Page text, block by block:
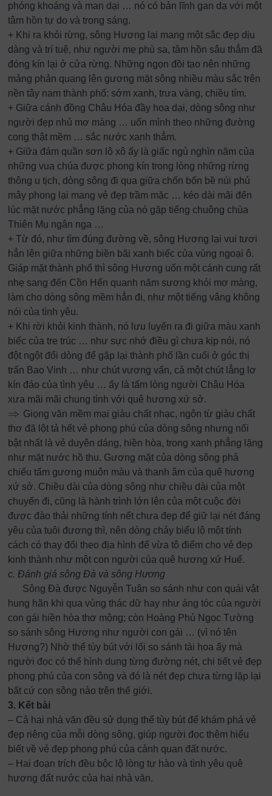
phóng khoáng và man dại … nó có bản lĩnh gan dạ với một
tâm hồn tự do và trong sáng.
+ Khi ra khỏi rừng, sông Hương lại mang một sắc đẹp dịu
dàng và trí tuệ, như người mẹ phù sa, tâm hồn sâu thẳm đã
đóng kín lại ở cửa rừng. Những ngọn đồi tạo nên những
mảng phản quang lên gương mặt sông nhiều màu sắc trên
nền tây nam thành phố: sớm xanh, trưa vàng, chiều tím.
+ Giữa cánh đồng Châu Hóa đầy hoa dại, dòng sông như
người đẹp nhủ mơ màng … uốn mình theo những đường
cong thật mềm … sắc nước xanh thẳm.
+ Giữa đám quần sơn lô xô ấy là giấc ngủ nghìn năm của
những vua chúa được phong kín trong lòng những rừng
thông u tịch, dòng sông đi qua giữa chốn bốn bề núi phủ
mây phong lại mang vẻ đẹp trầm mặc … kéo dài mãi đến
lúc mặt nước phẳng lặng của nó gặp tiếng chuông chùa
Thiên Mụ ngân nga …
+ Từ đó, như tìm đúng đường về, sông Hương lại vui tươi
hẳn lên giữa những biền bãi xanh biếc của vùng ngoại ô.
Giáp mặt thành phố thì sông Hương uốn một cánh cung rất
nhẹ sang đến Cồn Hến quanh năm sương khói mơ màng,
làm cho dòng sông mềm hẳn đi, như một tiếng vâng không
nói của tình yêu.
+ Khi rời khỏi kinh thành, nó lưu luyến ra đi giữa màu xanh
biếc của tre trúc … như sực nhớ điều gì chưa kịp nói, nó
đột ngột đổi dòng để gặp lại thành phố lần cuối ở góc thị
trấn Bao Vinh … như chút vương vấn, cả một chút lẳng lơ
kín đáo của tình yêu … ấy là tấm lòng người Châu Hóa
xưa mãi mãi chung tình với quê hương xứ sở.
⇒
⇒
Giọng văn mềm mại giàu chất nhạc, ngôn từ giàu chất
thơ đã lột tả hết vẻ phong phú của dòng sông nhưng nổi
bật nhất là vẻ duyên dáng, hiền hòa, trong xanh phẳng lặng
như mặt nước hồ thu. Gương mặt của dòng sông phả
chiếu tấm gương muôn màu và thanh âm của quê hương
xứ sở. Chiều dài của dòng sông như chiều dài của một
chuyến đi, cũng là hành trình lớn lên của một cuộc đời
được đào thải những tính nết chưa đẹp để giữ lại nét đáng
yêu của tuôi đương thì, nên dòng chảy biểu lộ một tính
cách có thay đổi theo địa hình để vừa tô điểm cho vẻ đẹp
kinh thành như một con người của quê hương xứ Huế.
c. Đánh giá sông Đà và sông Hương
Sông Đà được Nguyễn Tuân so sánh như con quái vật
hung hãn khi qua vùng thác dữ hay như áng tóc của người
con gái hiền hòa thơ mộng; còn Hoàng Phủ Ngọc Tường
so sánh sông Hương như người con gái … (vì nó tên
Hương?) Nhờ thể tùy bút với lối so sánh tài hoa ấy mà
người đọc có thể hình dung từng đường nét, chi tiết vẻ đẹp
phong phú của con sông và đó là nét đẹp chưa từng lặp lại
bất cứ con sông nào trên thế giới.
3. Kết bài
– Cả hai nhà văn đều sử dụng thể tùy bút để khám phá vẻ
đẹp riêng của mỗi dòng sông, giúp người đọc thêm hiểu
biết về vẻ đẹp phong phú của cảnh quan đất nước.
– Hai đoạn trích đều bộc lộ lòng tự hào và tình yêu quê
hương đất nước của hai nhà văn.